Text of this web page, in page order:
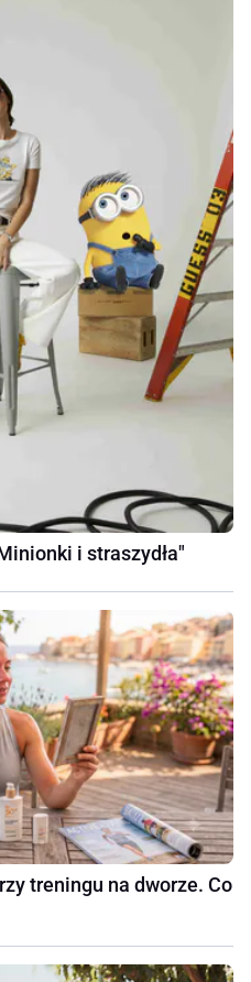
i straszydła"
treningu na dworze. Co